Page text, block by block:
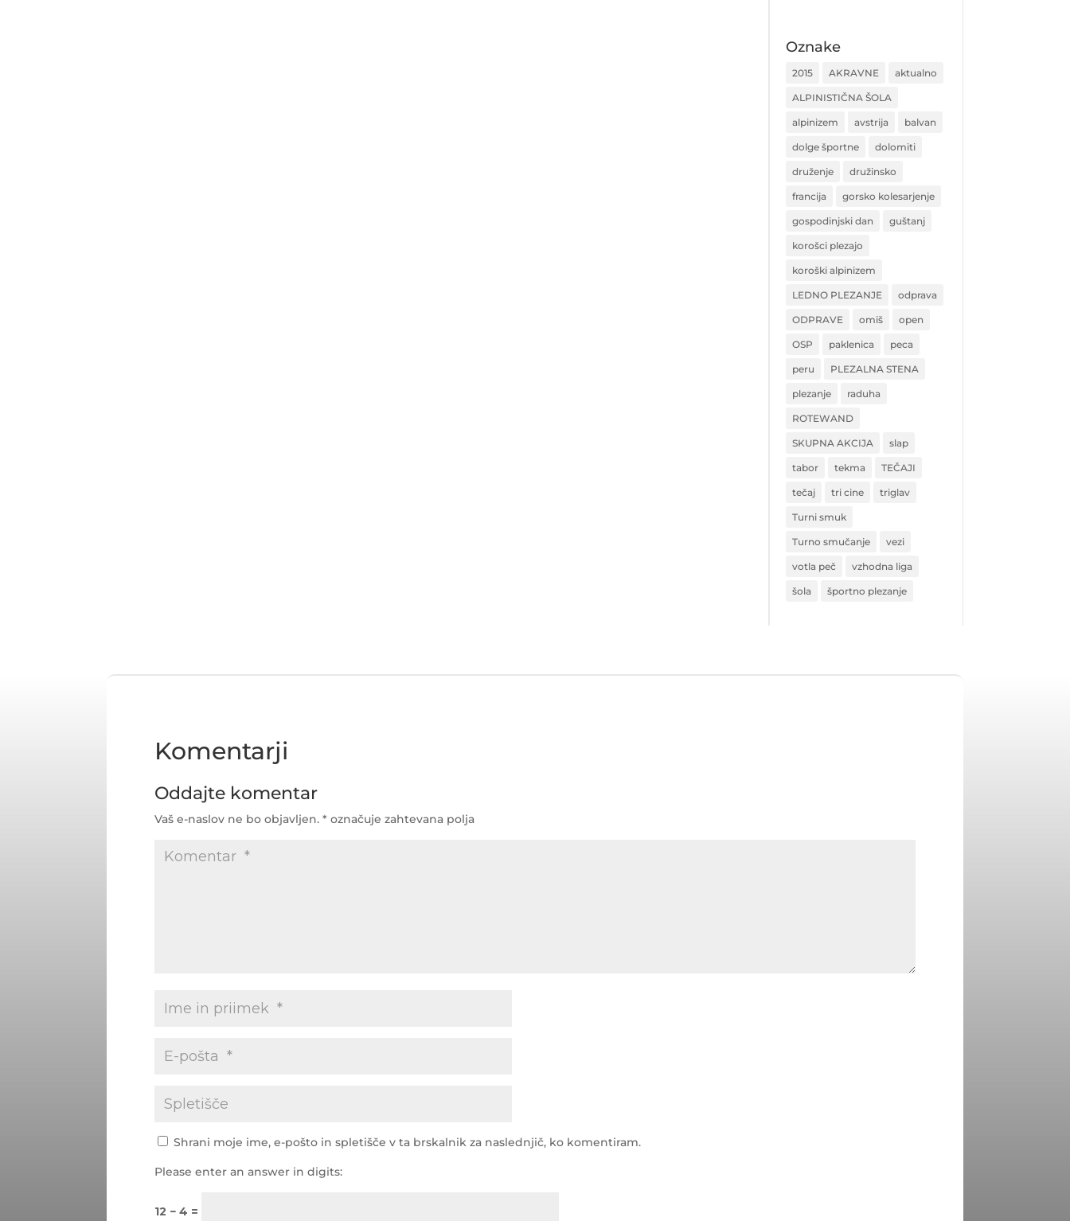
Oznake
2015 AKRAVNE aktualno
ALPINISTIČNA ŠOLA
alpinizem avstrija balvan
dolge športne dolomiti
druženje družinsko
francija gorsko kolesarjenje
gospodinjski dan guštanj
korošci plezajo
koroški alpinizem
LEDNO PLEZANJE odprava
ODPRAVE omiš open
OSP paklenica peca
peru PLEZALNA STENA
plezanje raduha
ROTEWAND
SKUPNA AKCIJA slap
tabor tekma TEČAJI
tečaj tri cine triglav
Turni smuk
Turno smučanje vezi
votla peč vzhodna liga
šola športno plezanje
Komentarji
Oddajte komentar
Vaš e-naslov ne bo objavljen. * označuje zahtevana polja
Shrani moje ime, e-pošto in spletišče v ta brskalnik za naslednjič, ko komentiram.
Please enter an answer in digits:
12 − 4 =